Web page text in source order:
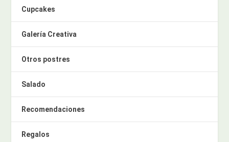
Cupcakes
Galería Creativa
Otros postres
Salado
Recomendaciones
Regalos